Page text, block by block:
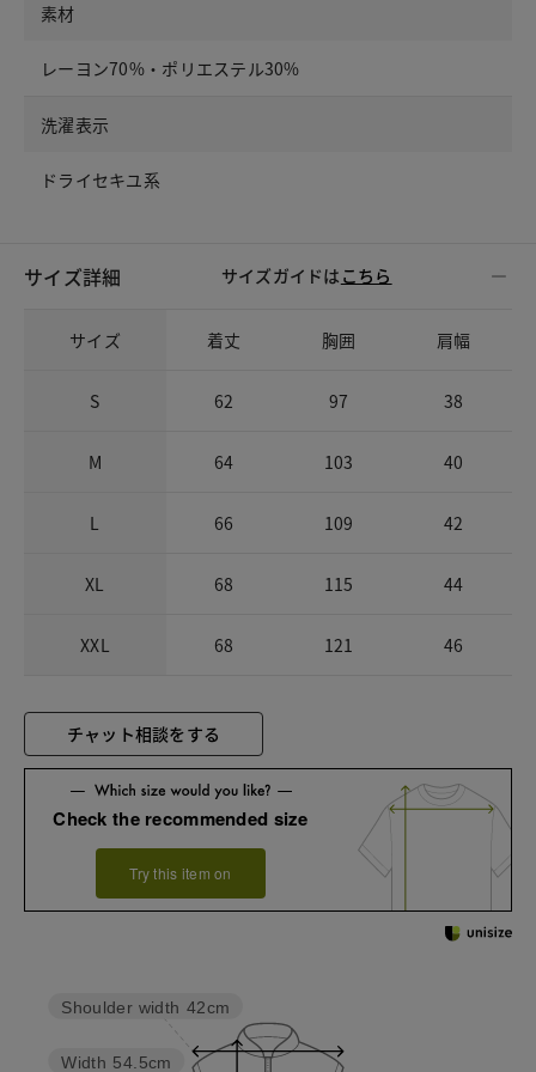
素材
レーヨン70%・ポリエステル30%
洗濯表示
ドライセキユ系
サイズ詳細 サイズガイドは こちら
サイズ 着丈 胸囲 肩幅
S 62 97 38
M 64 103 40
L 66 109 42
XL 68 115 44
XXL 68 121 46
チャット相談をする
Check the recommended size
Try this item on
Width 54.5cm
Shoulder width 42cm